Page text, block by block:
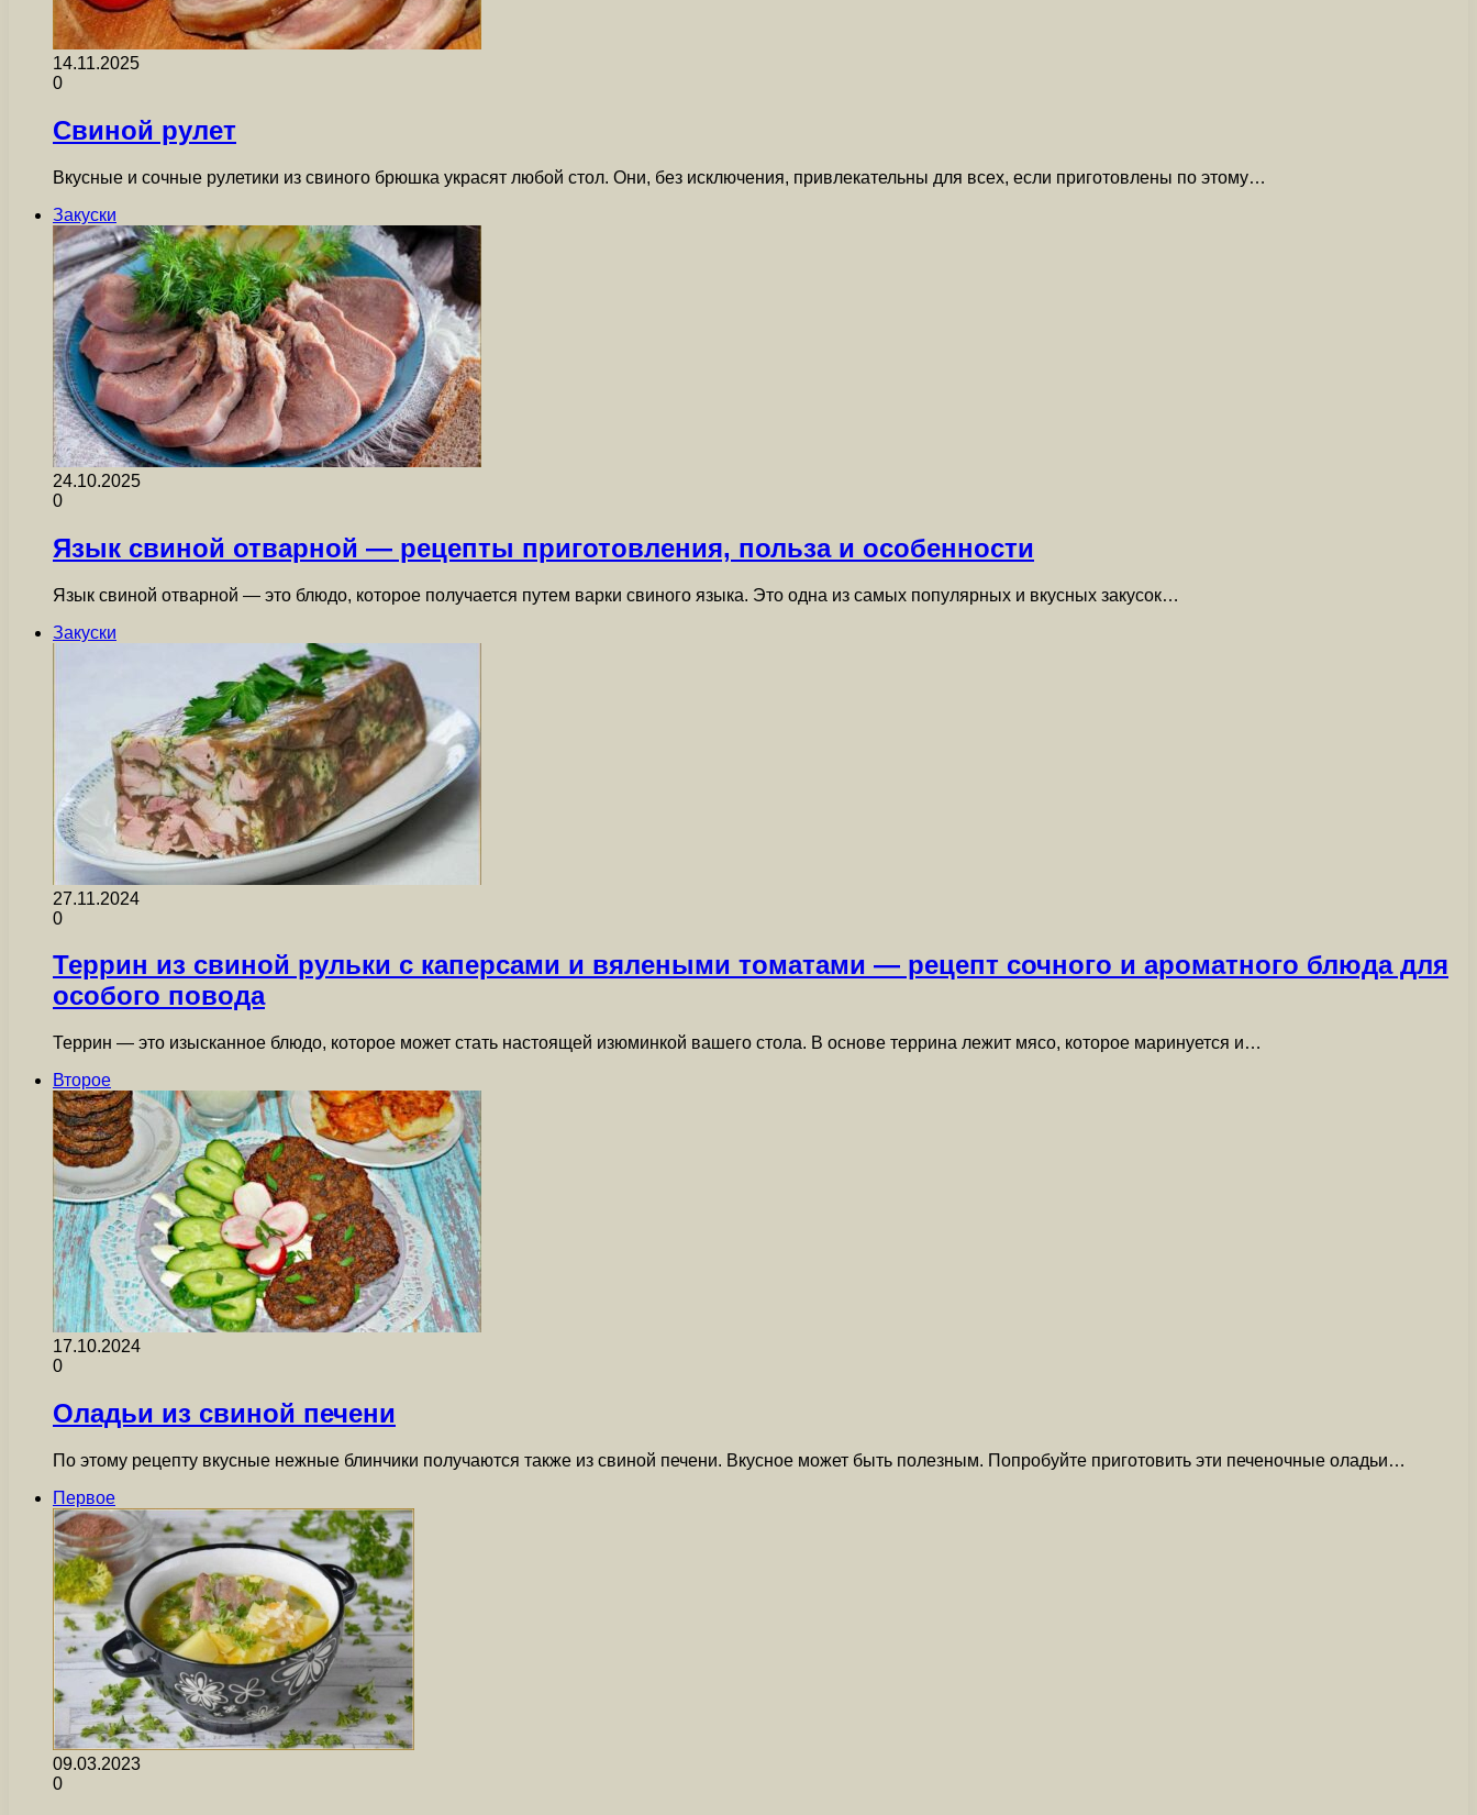
14.11.2025
0
Свиной рулет
Вкусные и сочные рулетики из свиного брюшка украсят любой стол. Они, без исключения, привлекательны для всех, если приготовлены по этому…
Закуски
24.10.2025
0
Язык свиной отварной — рецепты приготовления, польза и особенности
Язык свиной отварной — это блюдо, которое получается путем варки свиного языка. Это одна из самых популярных и вкусных закусок…
Закуски
27.11.2024
0
Террин из свиной рульки с каперсами и вялеными томатами — рецепт сочного и ароматного блюда для
особого повода
Террин — это изысканное блюдо, которое может стать настоящей изюминкой вашего стола. В основе террина лежит мясо, которое маринуется и…
Второе
17.10.2024
0
Оладьи из свиной печени
По этому рецепту вкусные нежные блинчики получаются также из свиной печени. Вкусное может быть полезным. Попробуйте приготовить эти печеночные оладьи…
Первое
09.03.2023
0